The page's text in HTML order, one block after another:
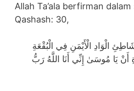
Allah Ta’ala berfirman
Qashash: 30,
الْوَادِ الْأَيْمَنِ فِي الْبُقْعَةِ
أَنْ يَا مُوسَىٰ إِنِّي أَنَا اللَّهُ رَبُّ